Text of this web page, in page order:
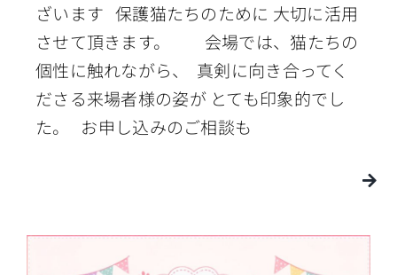
ざいます 保護猫たちのために 大切に活用
させて頂きます。 会場では、猫たちの
個性に触れながら、 真剣に向き合ってく
ださる来場者様の姿が とても印象的でし
た。 お申し込みのご相談も